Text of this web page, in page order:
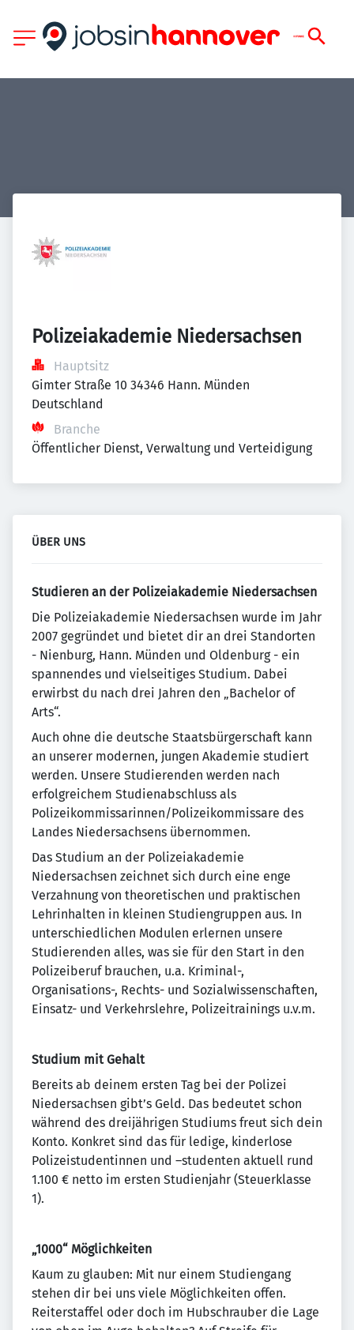
Polizeiakademie Niedersachsen
Hauptsitz
Gimter Straße 10 34346 Hann. Münden
Deutschland
Branche
Öffentlicher Dienst, Verwaltung und Verteidigung
ÜBER UNS
Studieren an der Polizeiakademie Niedersachsen
Die Polizeiakademie Niedersachsen wurde im Jahr
2007 gegründet und bietet dir an drei Standorten
- Nienburg, Hann. Münden und Oldenburg - ein
spannendes und vielseitiges Studium. Dabei
erwirbst du nach drei Jahren den „Bachelor of
Arts“.
Auch ohne die deutsche Staatsbürgerschaft kann
an unserer modernen, jungen Akademie studiert
werden. Unsere Studierenden werden nach
erfolgreichem Studienabschluss als
Polizeikommissarinnen/Polizeikommissare des
Landes Niedersachsens übernommen.
Das Studium an der Polizeiakademie
Niedersachsen zeichnet sich durch eine enge
Verzahnung von theoretischen und praktischen
Lehrinhalten in kleinen Studiengruppen aus. In
unterschiedlichen Modulen erlernen unsere
Studierenden alles, was sie für den Start in den
Polizeiberuf brauchen, u.a. Kriminal-,
Organisations-, Rechts- und Sozialwissenschaften,
Einsatz- und Verkehrslehre, Polizeitrainings u.v.m.
Studium mit Gehalt
Bereits ab deinem ersten Tag bei der Polizei
Niedersachsen gibt’s Geld. Das bedeutet schon
während des dreijährigen Studiums freut sich dein
Konto. Konkret sind das für ledige, kinderlose
Polizeistudentinnen und –studenten aktuell rund
1.100 € netto im ersten Studienjahr (Steuerklasse
1).
„1000“ Möglichkeiten
Kaum zu glauben: Mit nur einem Studiengang
stehen dir bei uns viele Möglichkeiten offen.
Reiterstaffel oder doch im Hubschrauber die Lage